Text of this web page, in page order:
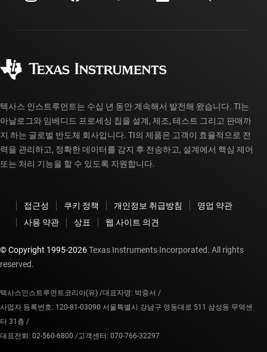
투자 관계
제조
myTI 계정 FAQ
주문 FAQ
텍사스 인스트루먼트는 수십 년 동안 계속해서 발전해 왔습니다. TI는
아날로그와 임베디드 프로세싱 칩을 설계, 제조, 테스트 그리고 판매까
지 하는 글로벌 반도체 회사입니다. TI의 제품은 고객이 효율적으로 전
력을 관리하고, 정확한 데이터를 감지 후 전송하고, 설계에서 핵심 제어
또는 처리 기능을 할 수 있도록 지원합니다.
접근성 쿠키 정책 개인정보 취급방침
영업 약관
사용 약관
상표 웹 사이트 의견
© Copyright 1995-2026Texas Instruments Incorporated. All rights
reserved.
텍사스인스트루먼트코리아(유) /대표자명: 박중서 /
사업자 등록번호: 120-81-03090 서울특별시 강남구 영동대로 511 삼성동 무역센
타 31층 /
대표전화: 02-560-6800 /고객센터: 070-766-32297